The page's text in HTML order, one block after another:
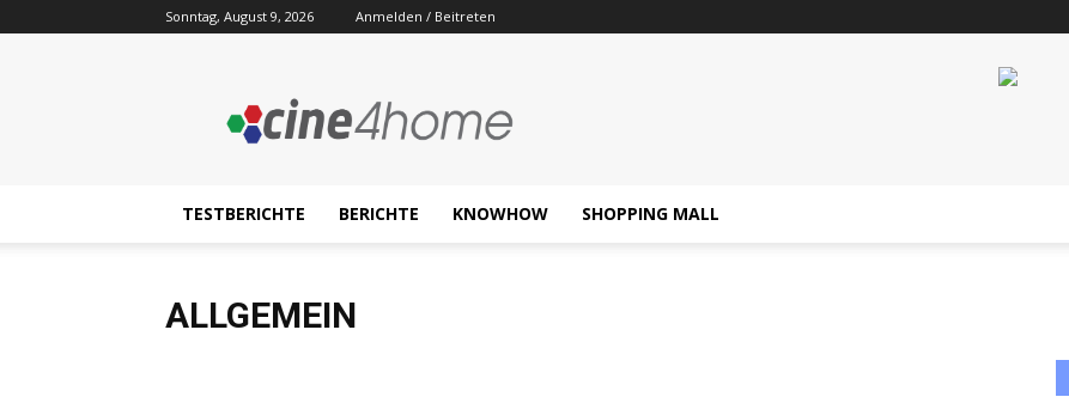
Sonntag, August 9, 2026 Anmelden / Beitreten
TESTBERICHTE BERICHTE KNOWHOW SHOPPING MALL
ALLGEMEIN